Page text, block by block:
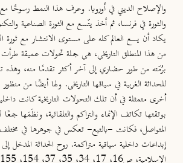
والإصلاح الديني في أوروبا. وعرف هذا النمط رسوخًا مع
والثورة في فرنسا، ثم أخذ يتّسع مع الثورة الصناعية
يكاد أن يسع العالم كله على مستوى الانتشار مع ثورة
من هذا المنطلق التاريخي، هي جملة تحولات عميقة طرأت
برُمّته من طور حضاري إلى آخر أكثر تقدمًا منه، وهذه
للحداثة الغربية في سياقها التاريخي. ولها أيضًا من
أخرى متمثلة في أن تلك التحولات التاريخية كانت
بوتقتها تكاتف الإنماء والتراكم والتلقائية، ونظَمَها
المتواصل، فكانت -بالتبع- تعكس في جوهرها في
إبداعات داخلية سياقية متراكمة. روح الحداثة المدخل